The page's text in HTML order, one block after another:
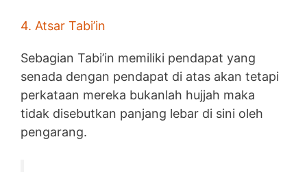
4. Atsar Tabi’in
Sebagian Tabi’in memiliki pendapat yang
senada dengan pendapat di atas akan tetapi
perkataan mereka bukanlah hujjah maka
tidak disebutkan panjang lebar di sini oleh
pengarang.